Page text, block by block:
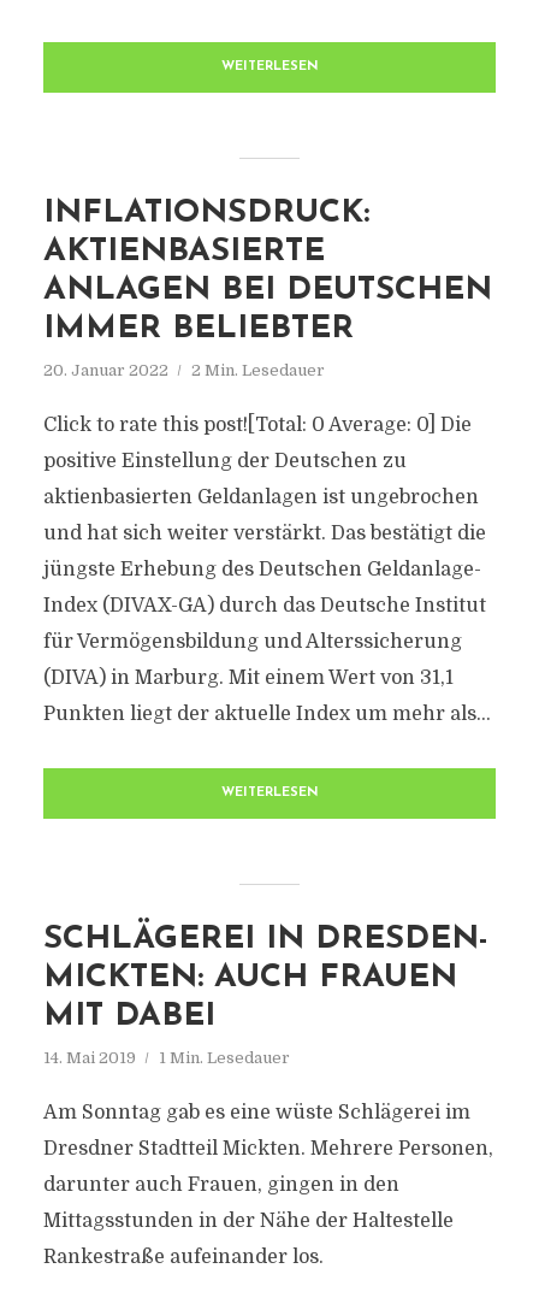
WEITERLESEN
INFLATIONSDRUCK:
AKTIENBASIERTE
ANLAGEN BEI DEUTSCHEN
IMMER BELIEBTER
20. Januar 2022 2 Min. Lesedauer
Click to rate this post![Total: 0 Average: 0] Die
positive Einstellung der Deutschen zu
aktienbasierten Geldanlagen ist ungebrochen
und hat sich weiter verstärkt. Das bestätigt die
jüngste Erhebung des Deutschen Geldanlage-
Index (DIVAX-GA) durch das Deutsche Institut
für Vermögensbildung und Alterssicherung
(DIVA) in Marburg. Mit einem Wert von 31,1
Punkten liegt der aktuelle Index um mehr als...
WEITERLESEN
SCHLÄGEREI IN DRESDEN-
MICKTEN: AUCH FRAUEN
MIT DABEI
14. Mai 2019 1 Min. Lesedauer
Am Sonntag gab es eine wüste Schlägerei im
Dresdner Stadtteil Mickten. Mehrere Personen,
darunter auch Frauen, gingen in den
Mittagsstunden in der Nähe der Haltestelle
Rankestraße aufeinander los.